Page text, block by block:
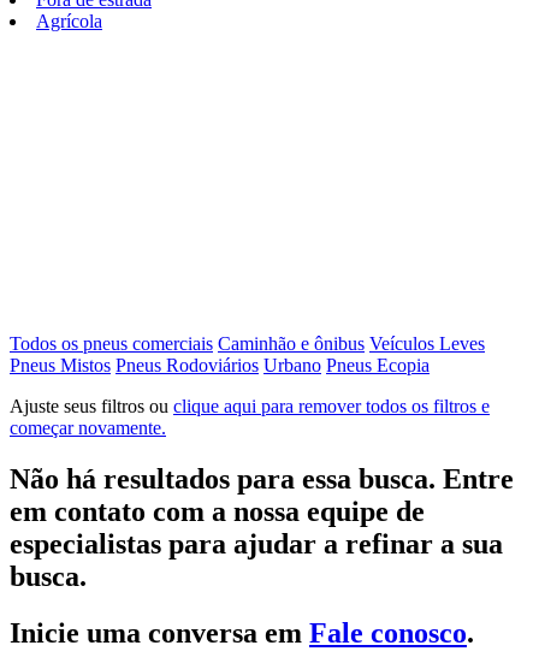
Agrícola
Todos os pneus comerciais Caminhão e ônibus Veículos Leves
Pneus Mistos Pneus Rodoviários Urbano Pneus Ecopia
Ajuste seus filtros ou clique aqui para remover todos os filtros e
começar novamente.
Não há resultados para essa busca. Entre
em contato com a nossa equipe de
especialistas para ajudar a refinar a sua
busca.
Inicie uma conversa em Fale conosco.